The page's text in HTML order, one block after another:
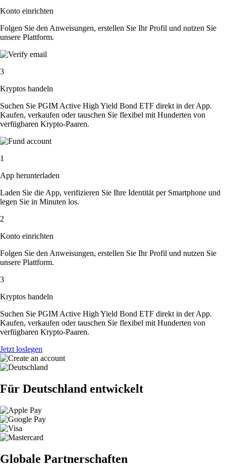
Konto einrichten
Folgen Sie den Anweisungen, erstellen Sie Ihr Profil und nutzen Sie
unsere Plattform.
3
Kryptos handeln
Suchen Sie PGIM Active High Yield Bond ETF direkt in der App.
Kaufen, verkaufen oder tauschen Sie flexibel mit Hunderten von
verfügbaren Krypto-Paaren.
1
App herunterladen
Laden Sie die App, verifizieren Sie Ihre Identität per Smartphone und
legen Sie in Minuten los.
2
Konto einrichten
Folgen Sie den Anweisungen, erstellen Sie Ihr Profil und nutzen Sie
unsere Plattform.
3
Kryptos handeln
Suchen Sie PGIM Active High Yield Bond ETF direkt in der App.
Kaufen, verkaufen oder tauschen Sie flexibel mit Hunderten von
verfügbaren Krypto-Paaren.
Jetzt loslegen
Für Deutschland entwickelt
Globale Partnerschaften